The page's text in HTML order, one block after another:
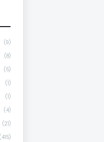
(9)
(8)
(5)
(1)
(1)
(4)
(21)
(415)